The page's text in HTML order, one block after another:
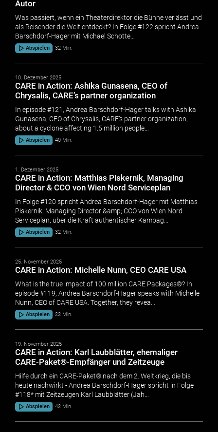
Autor
Was passiert, wenn ein Theaterdirektor die Bühne verlässt und
als Reisender die Welt entdeckt? In Folge #122 spricht Andrea
Barschdorf-Hager mit Michael Schotte…
Abspielen 32 Min.
10. Dezember 2025
CARE in Action: Ashika Gunasena, CEO of
Chrysalis, CARE’s partner organization
In episode #121, Andrea Barschdorf-Hager talks with Ashika
Gunasena, CEO of Chrysalis, CARE’s partner organization,
about a cyclone affecting 1.5 million people…
Abspielen 40 Min.
1. Dezember 2025
CARE in Action: Matthias Piskernik, Managing
Director & CCO von Wien Nord Serviceplan
In Folge #120 spricht Andrea Barschdorf-Hager mit Matthias
Piskernik, Managing Director &amp; CCO von Wien Nord
Serviceplan, über die Kraft authentischer Kampag…
Abspielen 32 Min.
25. November 2025
CARE in Action: Michelle Nunn, CEO CARE USA
What is the true impact of 100 million CARE Packages®? In
episode #119, Andrea Barschdorf-Hager speaks with Michelle
Nunn, CEO of CARE USA. Together, they revea…
Abspielen 22 Min.
19. November 2025
CARE in Action: Karl Laubblätter, ehemaliger
CARE-Paket®-Empfänger und Zeitzeuge
Hilfe durch ein CARE-Paket® nach dem 2. Weltkrieg, die bis
heute nachwirkt - Andrea Barschdorf-Hager spricht in Folge
#118* mit Zeitzeugen Karl Laubblätter (Jah…
Abspielen 42 Min.